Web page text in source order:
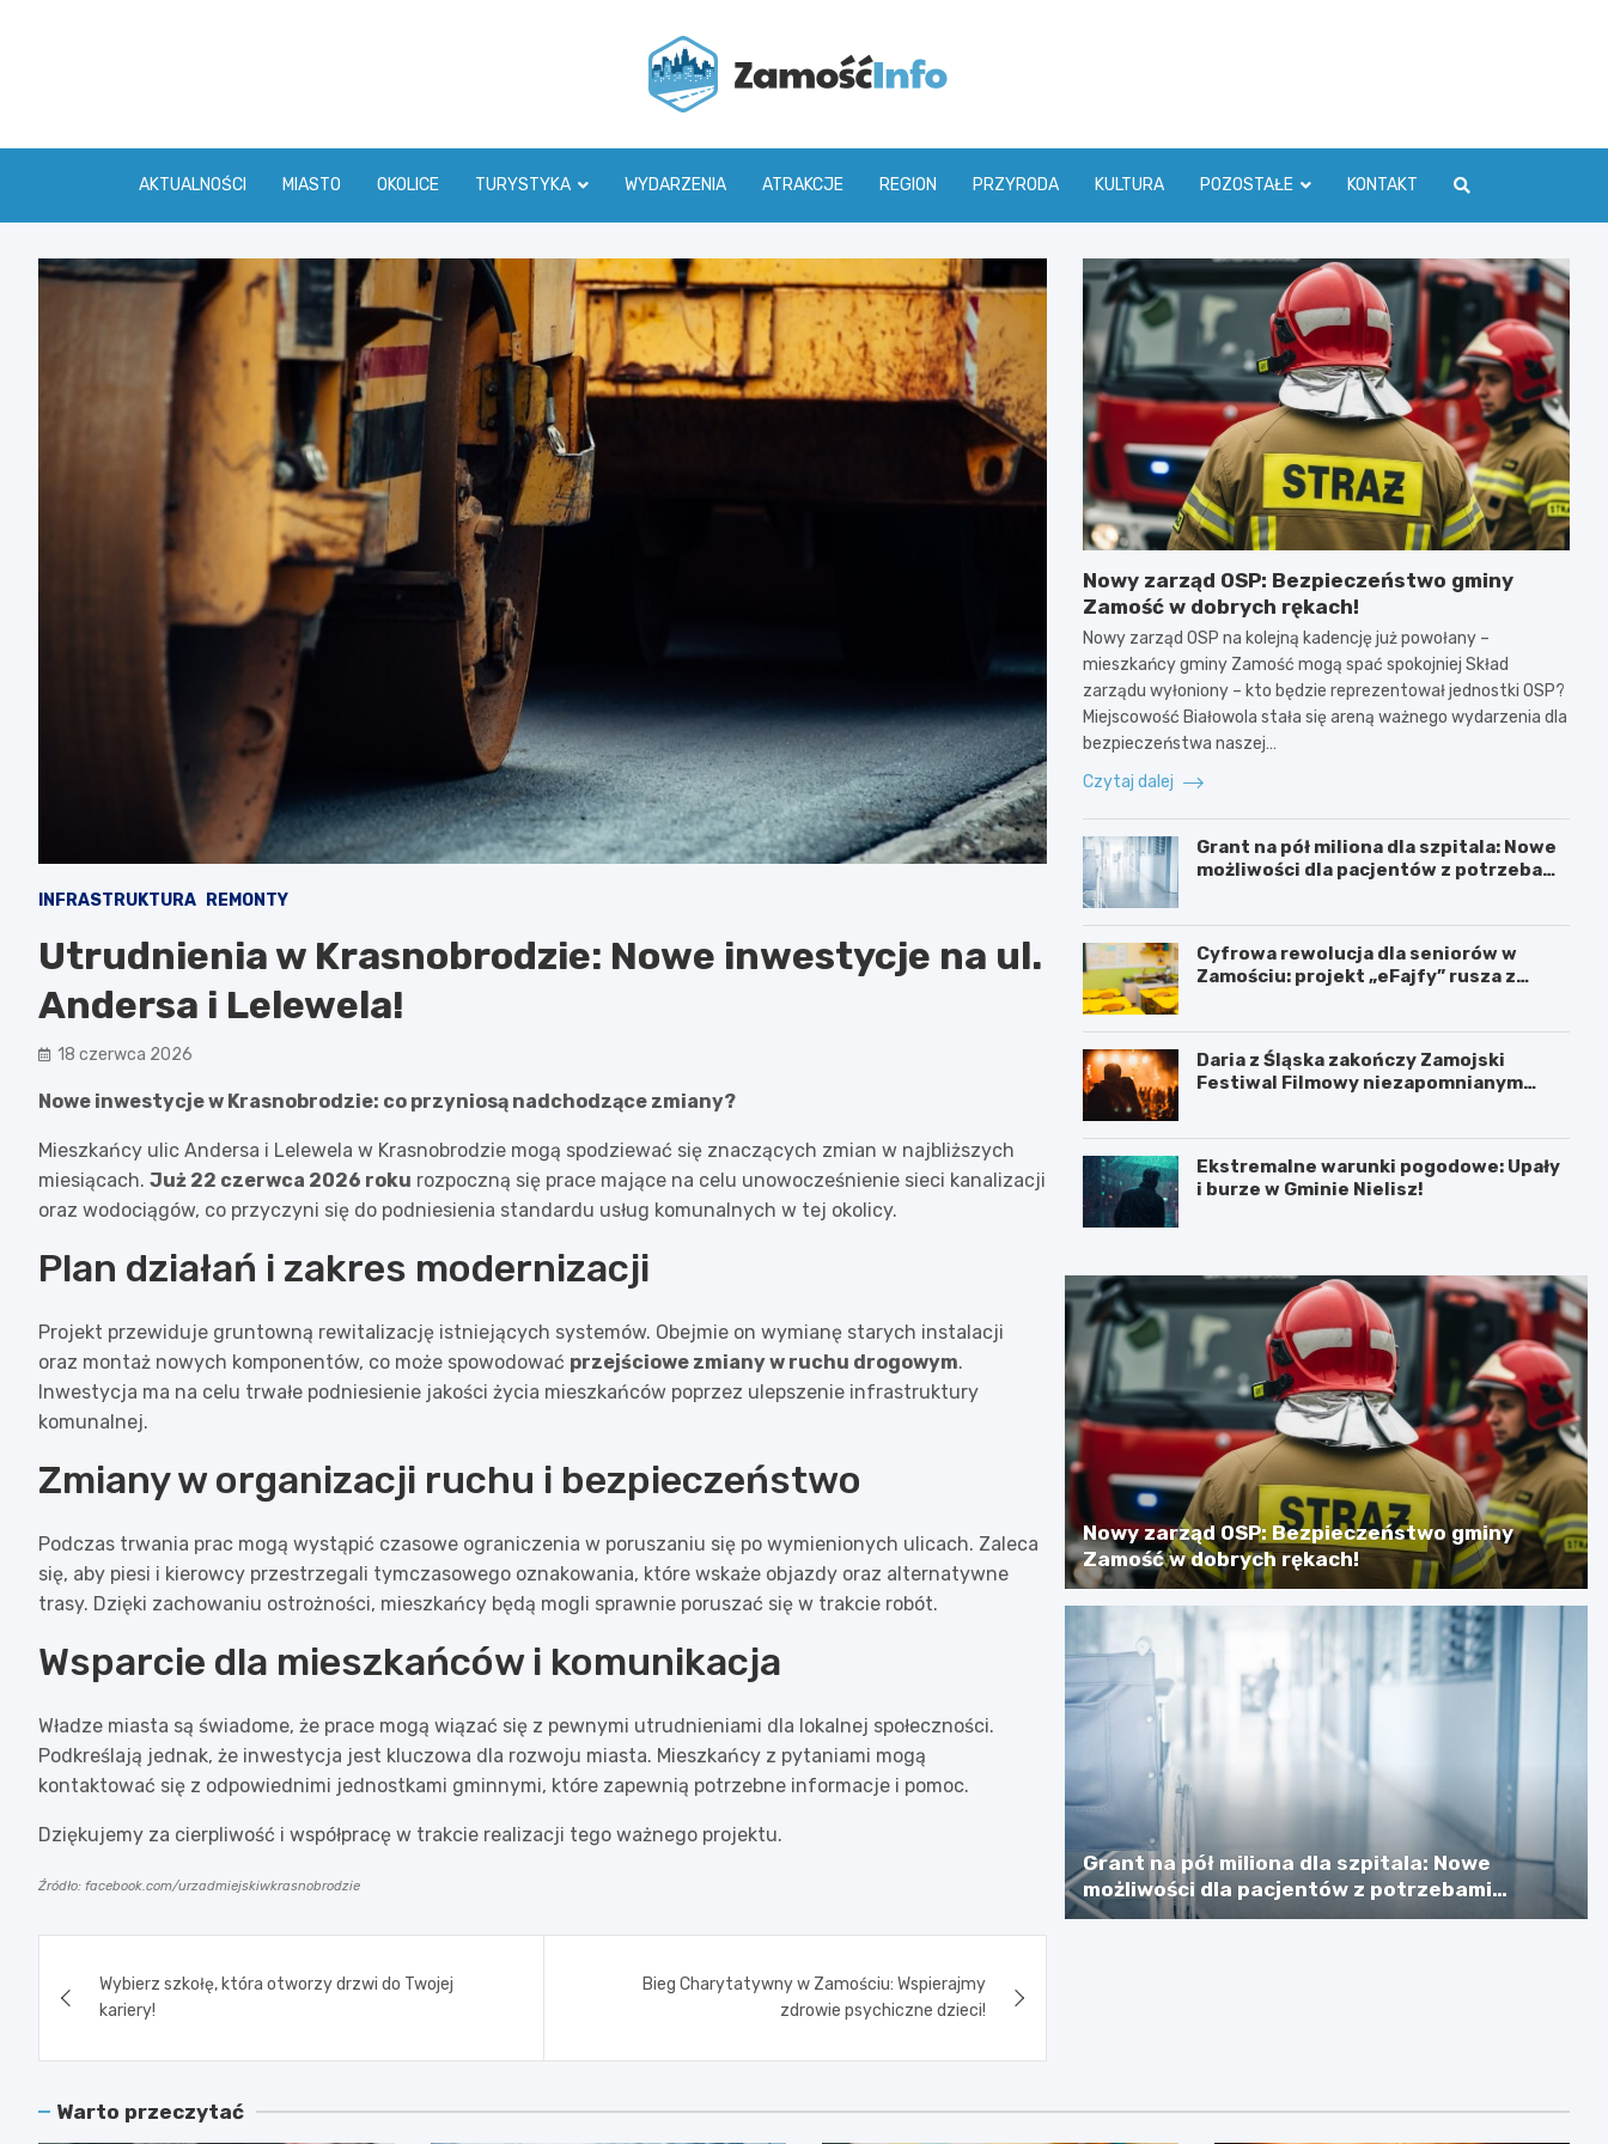
AKTUALNOŚCI MIASTO OKOLICE TURYSTYKA WYDARZENIA ATRAKCJE REGION PRZYRODA KULTURA POZOSTAŁE KONTAKT
INFRASTRUKTURA REMONTY
Utrudnienia w Krasnobrodzie: Nowe inwestycje na ul.
Andersa i Lelewela!
18 czerwca 2026
Nowe inwestycje w Krasnobrodzie: co przyniosą nadchodzące zmiany?
Mieszkańcy ulic Andersa i Lelewela w Krasnobrodzie mogą spodziewać się znaczących zmian w najbliższych
miesiącach. Już 22 czerwca 2026 roku rozpoczną się prace mające na celu unowocześnienie sieci kanalizacji
oraz wodociągów, co przyczyni się do podniesienia standardu usług komunalnych w tej okolicy.
Plan działań i zakres modernizacji
Projekt przewiduje gruntowną rewitalizację istniejących systemów. Obejmie on wymianę starych instalacji
oraz montaż nowych komponentów, co może spowodować przejściowe zmiany w ruchu drogowym.
Inwestycja ma na celu trwałe podniesienie jakości życia mieszkańców poprzez ulepszenie infrastruktury
komunalnej.
Zmiany w organizacji ruchu i bezpieczeństwo
Podczas trwania prac mogą wystąpić czasowe ograniczenia w poruszaniu się po wymienionych ulicach. Zaleca
się, aby piesi i kierowcy przestrzegali tymczasowego oznakowania, które wskaże objazdy oraz alternatywne
trasy. Dzięki zachowaniu ostrożności, mieszkańcy będą mogli sprawnie poruszać się w trakcie robót.
Wsparcie dla mieszkańców i komunikacja
Władze miasta są świadome, że prace mogą wiązać się z pewnymi utrudnieniami dla lokalnej społeczności.
Podkreślają jednak, że inwestycja jest kluczowa dla rozwoju miasta. Mieszkańcy z pytaniami mogą
kontaktować się z odpowiednimi jednostkami gminnymi, które zapewnią potrzebne informacje i pomoc.
Dziękujemy za cierpliwość i współpracę w trakcie realizacji tego ważnego projektu.
Źródło: facebook.com/urzadmiejskiwkrasnobrodzie
wpisu
Wybierz szkołę, która otworzy drzwi do Twojej
kariery!
Bieg Charytatywny w Zamościu: Wspierajmy
zdrowie psychiczne dzieci!
Nowy zarząd OSP: Bezpieczeństwo gminy
Zamość w dobrych rękach!
Nowy zarząd OSP na kolejną kadencję już powołany –
mieszkańcy gminy Zamość mogą spać spokojniej Skład
zarządu wyłoniony – kto będzie reprezentował jednostki OSP?
Miejscowość Białowola stała się areną ważnego wydarzenia dla
bezpieczeństwa naszej…
Czytaj dalej
Grant na pół miliona dla szpitala: Nowe
możliwości dla pacjentów z potrzebami
Cyfrowa rewolucja dla seniorów w
Zamościu: projekt „eFajfy” rusza z
Daria z Śląska zakończy Zamojski
Festiwal Filmowy niezapomnianym
Ekstremalne warunki pogodowe: Upały
i burze w Gminie Nielisz!
Nowy zarząd OSP: Bezpieczeństwo gminy
Zamość w dobrych rękach!
Grant na pół miliona dla szpitala: Nowe
możliwości dla pacjentów z potrzebami
specjalnymi
Warto przeczytać